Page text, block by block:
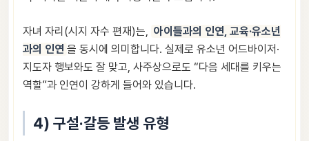
자녀 자리(시지 자수 편재)는, 아이들과의 인연, 교육·유소년
과의 인연 을 동시에 의미합니다. 실제로 유소년 어드바이저·
지도자 행보와도 잘 맞고, 사주상으로도 “다음 세대를 키우는
역할”과 인연이 강하게 들어와 있습니다.
4) 구설·갈등 발생 유형